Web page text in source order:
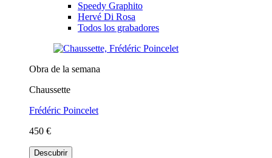
Speedy Graphito
Hervé Di Rosa
Todos los grabadores
Obra de la semana
Chaussette
Frédéric Poincelet
450 €
Descubrir